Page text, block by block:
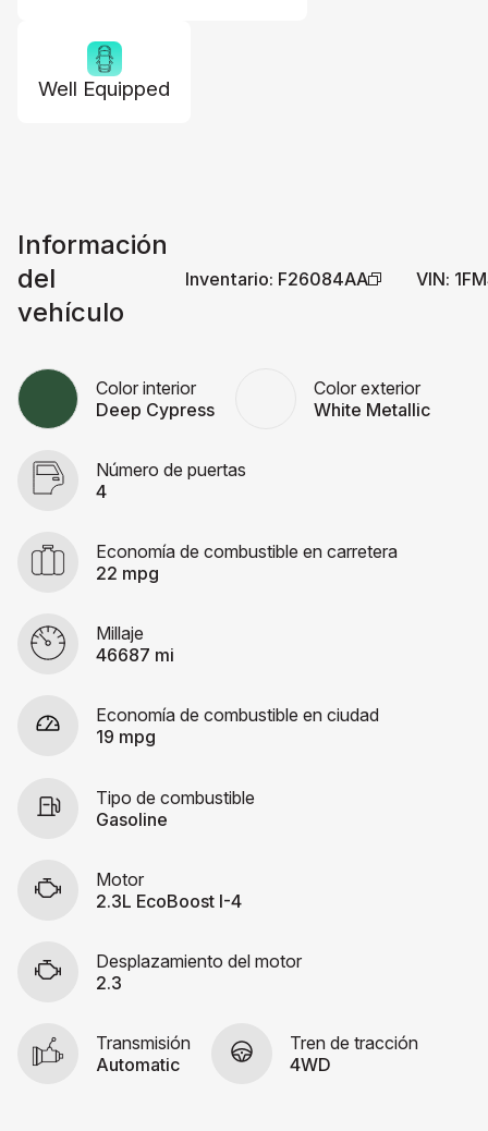
Well Equipped
Información
del
vehículo
Inventario: F26084AA VIN:
Color interior
Deep Cypress
Color exterior
White Metallic
Número de puertas
4
Economía de combustible en carretera
22 mpg
Millaje
46687 mi
Economía de combustible en ciudad
19 mpg
Tipo de combustible
Gasoline
Motor
2.3L EcoBoost I-4
Desplazamiento del motor
2.3
Transmisión
Automatic
Tren de tracción
4WD